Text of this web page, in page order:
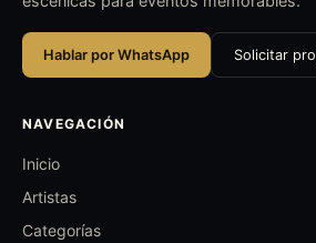
Hablar por WhatsApp Solicitar
NAVEGACIÓN
Inicio
Artistas
Categorías